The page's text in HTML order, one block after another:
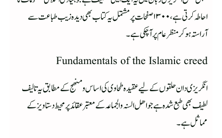
احاطہ کرتی ہے ، ۱۳۰۰صفحات پر مشتمل یہ کتاب بھی دیدہ زیب طباعت سے
آراستہ ہو کر منظر عام پر آچکی ہے ۔
Fundamentals of the Islamic creed
انگریزی دان حلقوں کے لیے عقیدہ طحاوی کی اساس ومنھج کے مطابق یہ تالیف
لطیف بھی طبع شدہ ہےجو اھل السنہ والجماعہ کے معتبر عقائد پر محیط دستاویز کے
مماثل ہے ۔